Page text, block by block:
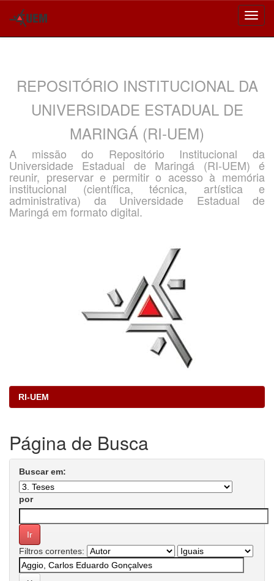
REPOSITÓRIO INSTITUCIONAL DA
UNIVERSIDADE ESTADUAL DE
MARINGÁ (RI-UEM)
A missão do Repositório Institucional da
Universidade Estadual de Maringá (RI-UEM) é
reunir, preservar e permitir o acesso à memória
institucional (científica, técnica, artística e
administrativa) da Universidade Estadual de
Maringá em formato digital.
RI-UEM
Página de Busca
Buscar em:
por
Filtros correntes: